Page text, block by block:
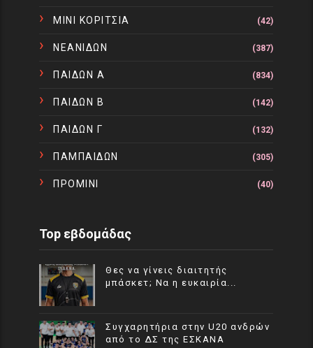
ΜΙΝΙ ΚΟΡΙΤΣΙΑ (42)
ΝΕΑΝΙΔΩΝ (387)
ΠΑΙΔΩΝ Α (834)
ΠΑΙΔΩΝ Β (142)
ΠΑΙΔΩΝ Γ (132)
ΠΑΜΠΑΙΔΩΝ (305)
ΠΡΟΜΙΝΙ (40)
Top εβδομάδας
Θες να γίνεις διαιτητής
μπάσκετ; Να η ευκαιρία...
Συγχαρητήρια στην U20 ανδρών
από το ΔΣ της ΕΣΚΑΝΑ